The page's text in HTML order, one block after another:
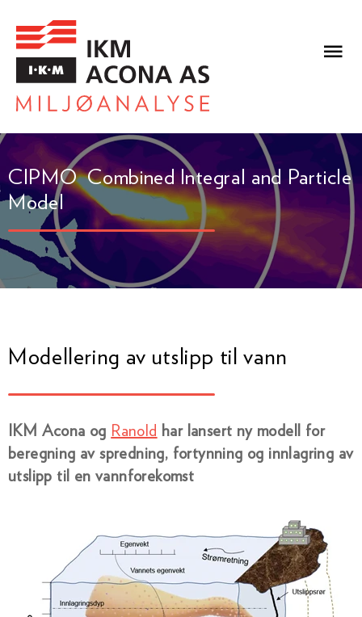
CIPMO ­ Combined Integral and Particle
Model
Modellering av utslipp til vann
IKM Acona og Ranold har lansert ny modell for
beregning av spredning, fortynning og innlagring av
utslipp til en vannforekomst